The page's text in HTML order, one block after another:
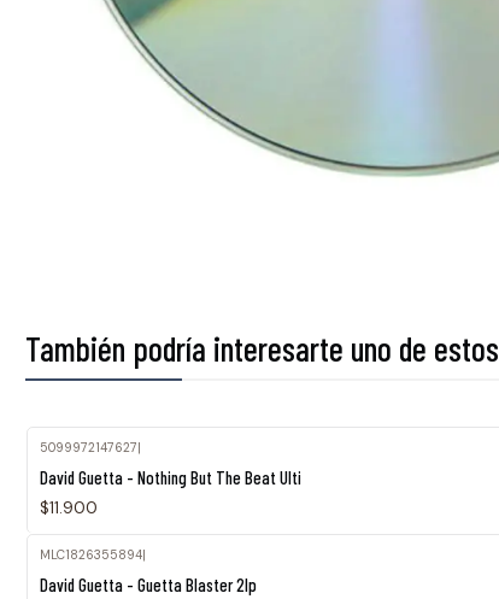
También podría interesarte uno de estos
5099972147627|
David Guetta - Nothing But The Beat Ulti
$11.900
MLC1826355894|
David Guetta - Guetta Blaster 2lp